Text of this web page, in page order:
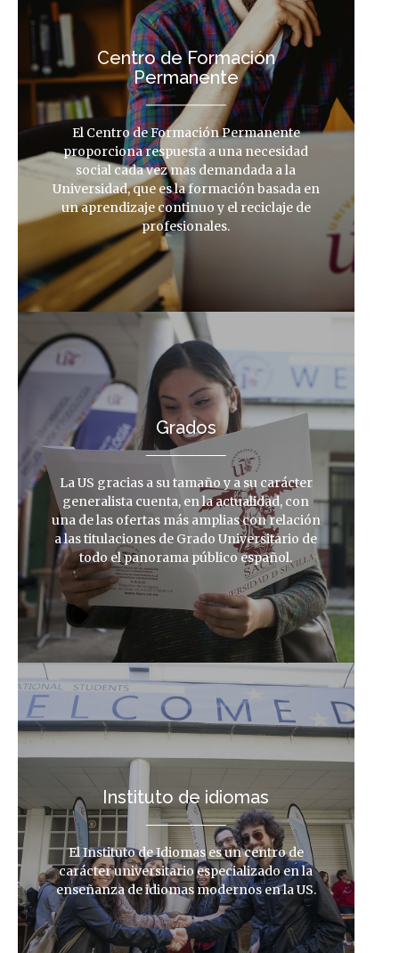
Centro de Formación
Permanente
El Centro de Formación Permanente
proporciona respuesta a una necesidad
social cada vez mas demandada a la
Universidad, que es la formación basada en
un aprendizaje continuo y el reciclaje de
profesionales.
Grados
La US gracias a su tamaño y a su carácter
generalista cuenta, en la actualidad, con
una de las ofertas más amplias con relación
a las titulaciones de Grado Universitario de
todo el panorama público español.
Instituto de idiomas
El Instituto de Idiomas es un centro de
carácter universitario especializado en la
enseñanza de idiomas modernos en la US.